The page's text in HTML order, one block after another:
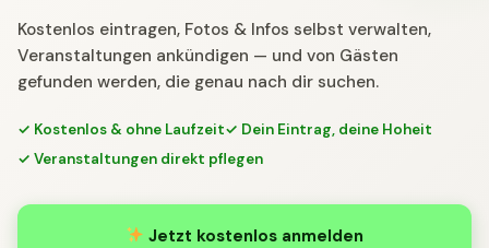
Kostenlos eintragen, Fotos & Infos selbst verwalten,
Veranstaltungen ankündigen — und von Gästen
gefunden werden, die genau nach dir suchen.
✓ Kostenlos & ohne Laufzeit✓ Dein Eintrag, deine Hoheit
✓ Veranstaltungen direkt pflegen
Jetzt kostenlos anmelden